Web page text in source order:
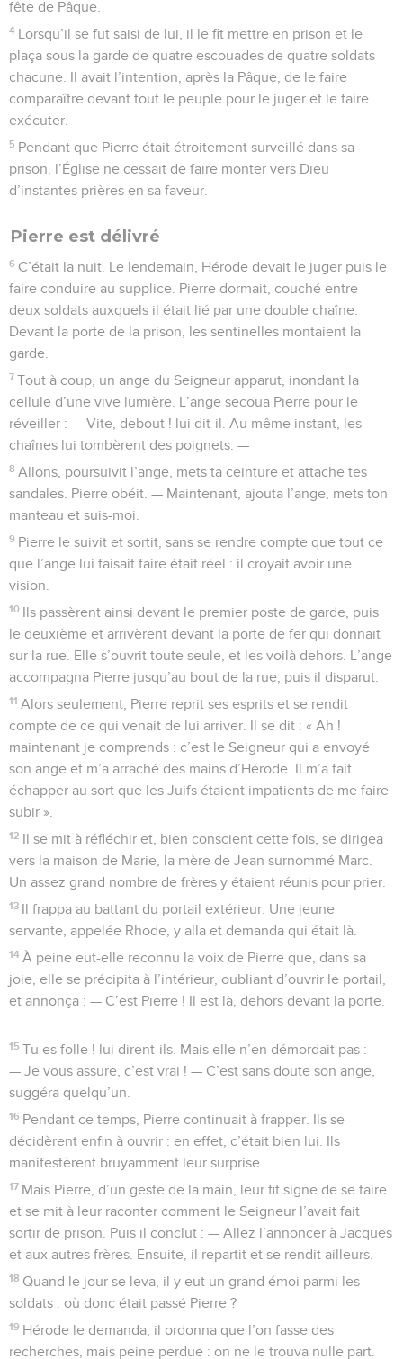
fête de Pâque.
4 Lorsqu’il se fut saisi de lui, il le fit mettre en prison et le
plaça sous la garde de quatre escouades de quatre soldats
chacune. Il avait l’intention, après la Pâque, de le faire
comparaître devant tout le peuple pour le juger et le faire
exécuter.
5 Pendant que Pierre était étroitement surveillé dans sa
prison, l’Église ne cessait de faire monter vers Dieu
d’instantes prières en sa faveur.
Pierre est délivré
6 C’était la nuit. Le lendemain, Hérode devait le juger puis le
faire conduire au supplice. Pierre dormait, couché entre
deux soldats auxquels il était lié par une double chaîne.
Devant la porte de la prison, les sentinelles montaient la
garde.
7 Tout à coup, un ange du Seigneur apparut, inondant la
cellule d’une vive lumière. L’ange secoua Pierre pour le
réveiller : — Vite, debout ! lui dit-il. Au même instant, les
chaînes lui tombèrent des poignets. —
8 Allons, poursuivit l’ange, mets ta ceinture et attache tes
sandales. Pierre obéit. — Maintenant, ajouta l’ange, mets ton
manteau et suis-moi.
9 Pierre le suivit et sortit, sans se rendre compte que tout ce
que l’ange lui faisait faire était réel : il croyait avoir une
vision.
10 Ils passèrent ainsi devant le premier poste de garde, puis
le deuxième et arrivèrent devant la porte de fer qui donnait
sur la rue. Elle s’ouvrit toute seule, et les voilà dehors. L’ange
accompagna Pierre jusqu’au bout de la rue, puis il disparut.
11 Alors seulement, Pierre reprit ses esprits et se rendit
compte de ce qui venait de lui arriver. Il se dit : « Ah !
maintenant je comprends : c’est le Seigneur qui a envoyé
son ange et m’a arraché des mains d’Hérode. Il m’a fait
échapper au sort que les Juifs étaient impatients de me faire
subir ».
12 Il se mit à réfléchir et, bien conscient cette fois, se dirigea
vers la maison de Marie, la mère de Jean surnommé Marc.
Un assez grand nombre de frères y étaient réunis pour prier.
13 Il frappa au battant du portail extérieur. Une jeune
servante, appelée Rhode, y alla et demanda qui était là.
14 À peine eut-elle reconnu la voix de Pierre que, dans sa
joie, elle se précipita à l’intérieur, oubliant d’ouvrir le portail,
et annonça : — C’est Pierre ! Il est là, dehors devant la porte.
—
15 Tu es folle ! lui dirent-ils. Mais elle n’en démordait pas :
— Je vous assure, c’est vrai ! — C’est sans doute son ange,
suggéra quelqu’un.
16 Pendant ce temps, Pierre continuait à frapper. Ils se
décidèrent enfin à ouvrir : en effet, c’était bien lui. Ils
manifestèrent bruyamment leur surprise.
17 Mais Pierre, d’un geste de la main, leur fit signe de se taire
et se mit à leur raconter comment le Seigneur l’avait fait
sortir de prison. Puis il conclut : — Allez l’annoncer à Jacques
et aux autres frères. Ensuite, il repartit et se rendit ailleurs.
18 Quand le jour se leva, il y eut un grand émoi parmi les
soldats : où donc était passé Pierre ?
19 Hérode le demanda, il ordonna que l’on fasse des
recherches, mais peine perdue : on ne le trouva nulle part.